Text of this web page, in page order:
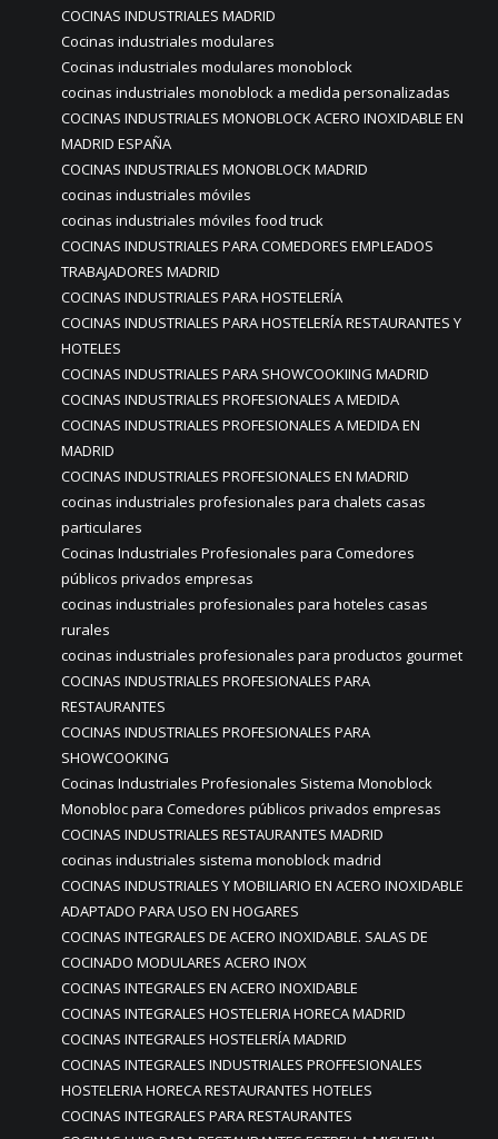
COCINAS INDUSTRIALES MADRID
Cocinas industriales modulares
Cocinas industriales modulares monoblock
cocinas industriales monoblock a medida personalizadas
COCINAS INDUSTRIALES MONOBLOCK ACERO INOXIDABLE EN
MADRID ESPAÑA
COCINAS INDUSTRIALES MONOBLOCK MADRID
cocinas industriales móviles
cocinas industriales móviles food truck
COCINAS INDUSTRIALES PARA COMEDORES EMPLEADOS
TRABAJADORES MADRID
COCINAS INDUSTRIALES PARA HOSTELERÍA
COCINAS INDUSTRIALES PARA HOSTELERÍA RESTAURANTES Y
HOTELES
COCINAS INDUSTRIALES PARA SHOWCOOKIING MADRID
COCINAS INDUSTRIALES PROFESIONALES A MEDIDA
COCINAS INDUSTRIALES PROFESIONALES A MEDIDA EN
MADRID
COCINAS INDUSTRIALES PROFESIONALES EN MADRID
cocinas industriales profesionales para chalets casas
particulares
Cocinas Industriales Profesionales para Comedores
públicos privados empresas
cocinas industriales profesionales para hoteles casas
rurales
cocinas industriales profesionales para productos gourmet
COCINAS INDUSTRIALES PROFESIONALES PARA
RESTAURANTES
COCINAS INDUSTRIALES PROFESIONALES PARA
SHOWCOOKING
Cocinas Industriales Profesionales Sistema Monoblock
Monobloc para Comedores públicos privados empresas
COCINAS INDUSTRIALES RESTAURANTES MADRID
cocinas industriales sistema monoblock madrid
COCINAS INDUSTRIALES Y MOBILIARIO EN ACERO INOXIDABLE
ADAPTADO PARA USO EN HOGARES
COCINAS INTEGRALES DE ACERO INOXIDABLE. SALAS DE
COCINADO MODULARES ACERO INOX
COCINAS INTEGRALES EN ACERO INOXIDABLE
COCINAS INTEGRALES HOSTELERIA HORECA MADRID
COCINAS INTEGRALES HOSTELERÍA MADRID
COCINAS INTEGRALES INDUSTRIALES PROFFESIONALES
HOSTELERIA HORECA RESTAURANTES HOTELES
COCINAS INTEGRALES PARA RESTAURANTES